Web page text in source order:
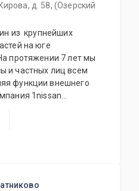
д. 58, (Озерский
из крупнейших
на юге
протяжении 7 лет мы
и частных лиц всем
функции внешнего
1nissan
передач и